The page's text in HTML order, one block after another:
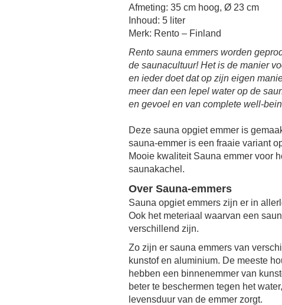
Afmeting: 35 cm hoog, Ø 23 cm
Inhoud: 5 liter
Merk: Rento – Finland
Rento sauna emmers worden
de saunacultuur! Het is de manier
en ieder doet dat op zijn eigen
meer dan een lepel water op de
en gevoel en van complete well-
Deze sauna opgiet emmer is
sauna-emmer is een fraaie variant
Mooie kwaliteit Sauna emmer voor
saunakachel.
Over Sauna-emmers
Sauna opgiet emmers zijn er in
Ook het meteriaal waarvan een
verschillend zijn.
Zo zijn er sauna emmers van
kunstof en aluminium. De meeste
hebben een binnenemmer van
beter te beschermen tegen het water
levensduur van de emmer zorgt.